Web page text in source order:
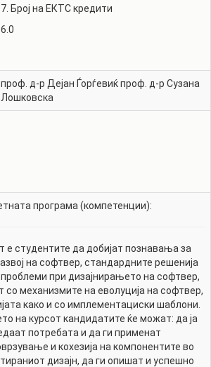
7. Број на ЕКТС кредити
6.0
проф. д-р Дејан Ѓорѓевиќпроф. д-р Сузана
Лошковска
програма (компетенции):
е студентите да добијат познавања за
на софтвер, стандардните решенија
при дизајнирањето на софтвер,
со механизмите на еволуција на софтвер,
како и со имплементациски шаблони.
на курсот кандидатите ќе можат: да ја
потребата и да ги применат
и кохезија на компонентите во
дизајн, да ги опишат и успешно